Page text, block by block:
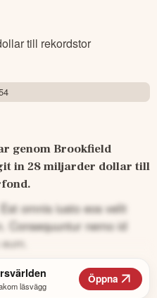
genom Brookfield
in 28 miljarder dollar till
omnis iusto eos velit
Consequuntur nemo id
läsvägg
Öppna